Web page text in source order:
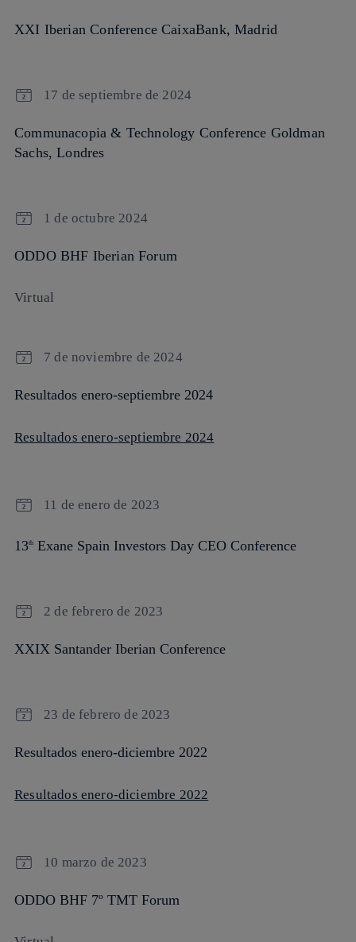
XXI Iberian Conference CaixaBank, Madrid
17 de septiembre de 2024
Communacopia & Technology Conference Goldman
Sachs, Londres
1 de octubre 2024
ODDO BHF Iberian Forum
Virtual
7 de noviembre de 2024
Resultados enero-septiembre 2024
Resultados enero-septiembre 2024
11 de enero de 2023
13th Exane Spain Investors Day CEO Conference
2 de febrero de 2023
XXIX Santander Iberian Conference
23 de febrero de 2023
Resultados enero-diciembre 2022
Resultados enero-diciembre 2022
10 marzo de 2023
ODDO BHF 7º TMT Forum